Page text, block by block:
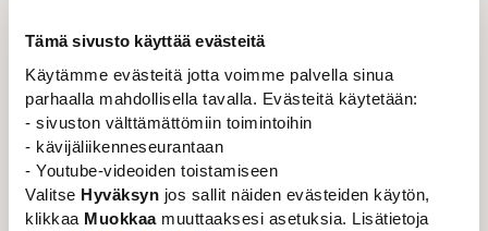
Tämä sivusto käyttää evästeitä
Käytämme evästeitä jotta voimme palvella sinua
parhaalla mahdollisella tavalla. Evästeitä käytetään:
- sivuston välttämättömiin toimintoihin
- kävijäliikenneseurantaan
- Youtube-videoiden toistamiseen
Valitse Hyväksyn jos sallit näiden evästeiden käytön,
klikkaa Muokkaamuuttaaksesi asetuksia. Lisätietoja
Kolme 50 euron lahjakorttia Suomalaisen Kirjakaupan
henkilökohtaisesti.
Jäsenkyselyn tulokset analysoidaan kevään ja kesän
aikana, ja niistä kerrotaan tarkemmin syksyllä.